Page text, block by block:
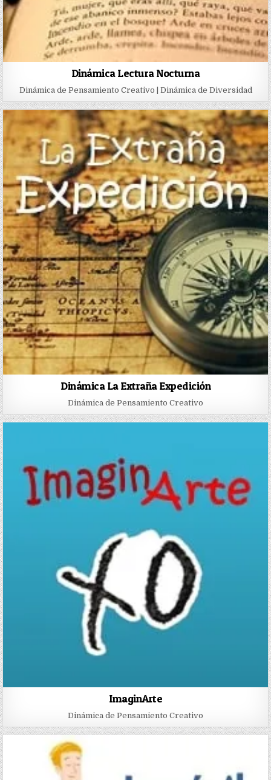
Dinámica Lectura Nocturna
Dinámica de Pensamiento Creativo | Dinámica de Diversidad
Dinámica La Extraña Expedición
Dinámica de Pensamiento Creativo
ImaginArte
Dinámica de Pensamiento Creativo